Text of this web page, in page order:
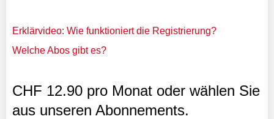
Erklärvideo: Wie funktioniert die Registrierung?
Welche Abos gibt es?
CHF 12.90 pro Monat oder wählen Sie
aus unseren Abonnements.